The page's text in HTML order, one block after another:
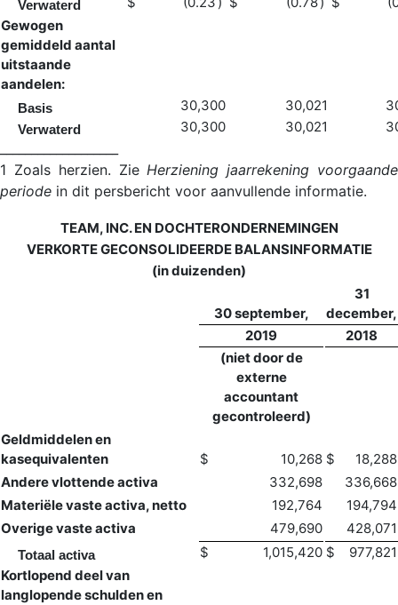
Verwaterd
Gewogen
gemiddeld aantal
uitstaande
aandelen:
Basis 30,300 30,021
Verwaterd 30,300 30,021
1 Zoals herzien. ZieHerziening jaarrekening voorgaande
periode in dit persbericht voor aanvullende informatie.
TEAM, INC. EN DOCHTERONDERNEMINGEN
VERKORTE GECONSOLIDEERDE BALANSINFORMATIE
(in duizenden)
30 september,
31
december,
2019
2018
(niet door de
externe
accountant
gecontroleerd)
Geldmiddelen en
kasequivalenten
$ 10,268 $
18,288
Andere vlottende activa
332,698
336,668
Materiële vaste activa, netto
192,764
194,794
Overige vaste activa
479,690 428,071
Totaal activa $ 1,015,420 $
977,821
Kortlopend deel van
langlopende schulden en